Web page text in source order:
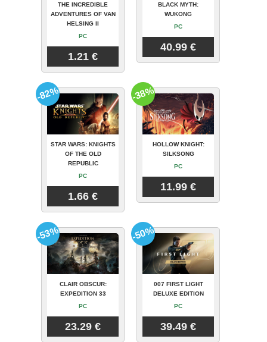
THE INCREDIBLE
ADVENTURES OF VAN
HELSING II
PC
1.21 €
BLACK MYTH:
WUKONG
PC
40.99 €
STAR WARS: KNIGHTS
OF THE OLD
REPUBLIC
PC
1.66 €
-82%
HOLLOW KNIGHT:
SILKSONG
PC
11.99 €
-38%
CLAIR OBSCUR:
EXPEDITION 33
PC
23.29 €
-53%
007 FIRST LIGHT
DELUXE EDITION
PC
39.49 €
-50%